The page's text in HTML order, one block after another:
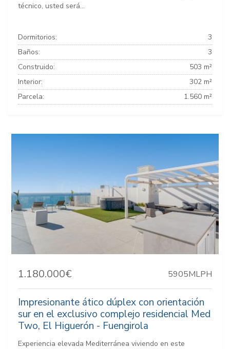
técnico, usted será...
Dormitorios:
3
Baños:
3
Construido:
503 m²
Interior:
302 m²
Parcela:
1.560 m²
1.180.000€ 5905MLPH
Impresionante ático dúplex con orientación
sur en el exclusivo complejo residencial Med
Two, El Higuerón - Fuengirola
Experiencia elevada Mediterránea viviendo en este